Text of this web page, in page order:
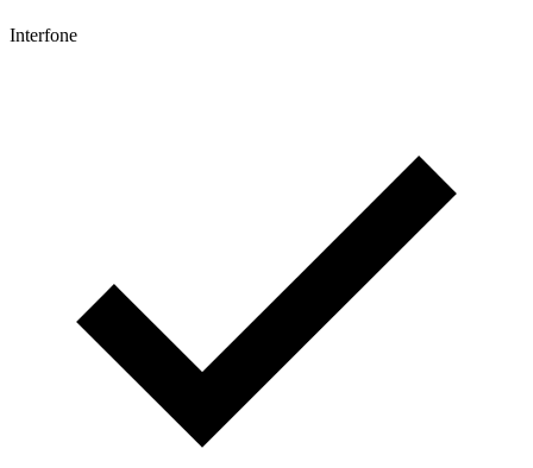
Interfone